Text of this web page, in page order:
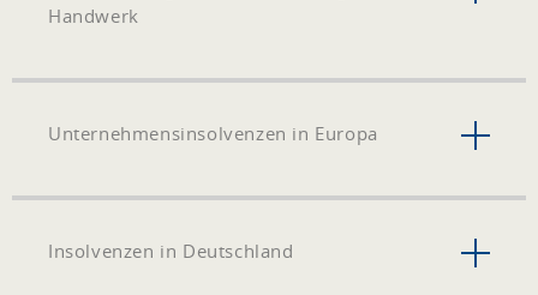
Handwerk
Unternehmensinsolvenzen in Europa
Insolvenzen in Deutschland